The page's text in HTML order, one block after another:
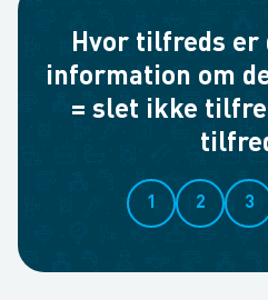
Hvor tilfreds er
information om
= slet ikke
1 2 3